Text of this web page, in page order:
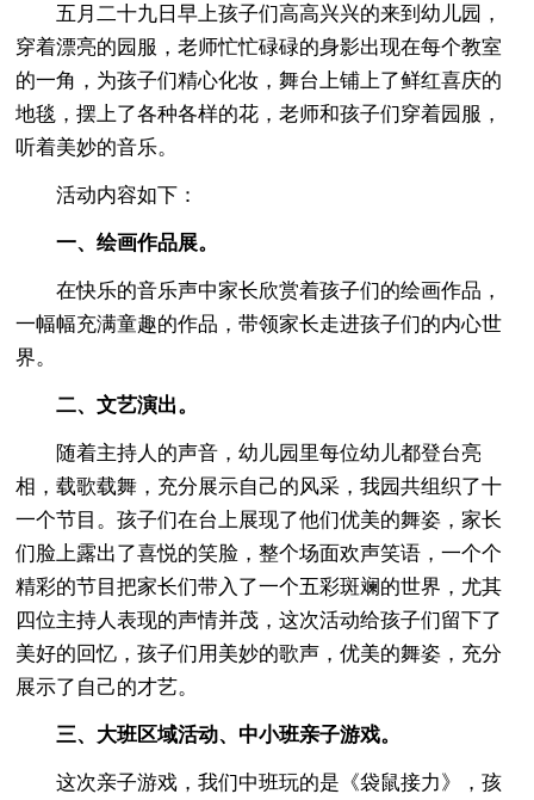
五月二十九日早上孩子们高高兴兴的来到幼儿园，
穿着漂亮的园服，老师忙忙碌碌的身影出现在每个教室
的一角，为孩子们精心化妆，舞台上铺上了鲜红喜庆的
地毯，摆上了各种各样的花，老师和孩子们穿着园服，
听着美妙的音乐。
活动内容如下：
一、绘画作品展。
在快乐的音乐声中家长欣赏着孩子们的绘画作品，
一幅幅充满童趣的作品，带领家长走进孩子们的内心世
界。
二、文艺演出。
随着主持人的声音，幼儿园里每位幼儿都登台亮
相，载歌载舞，充分展示自己的风采，我园共组织了十
一个节目。孩子们在台上展现了他们优美的舞姿，家长
们脸上露出了喜悦的笑脸，整个场面欢声笑语，一个个
精彩的节目把家长们带入了一个五彩斑斓的世界，尤其
四位主持人表现的声情并茂，这次活动给孩子们留下了
美好的回忆，孩子们用美妙的歌声，优美的舞姿，充分
展示了自己的才艺。
三、大班区域活动、中小班亲子游戏。
这次亲子游戏，我们中班玩的是《袋鼠接力》，孩